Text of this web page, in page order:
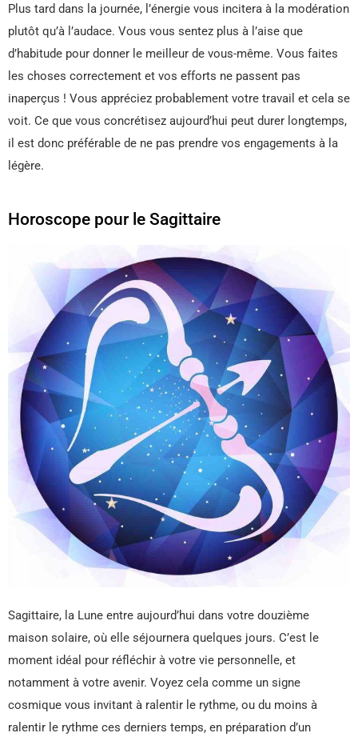
Plus tard dans la journée, l’énergie vous incitera à la modération
plutôt qu’à l’audace. Vous vous sentez plus à l’aise que
d’habitude pour donner le meilleur de vous-même. Vous faites
les choses correctement et vos efforts ne passent pas
inaperçus ! Vous appréciez probablement votre travail et cela se
voit. Ce que vous concrétisez aujourd’hui peut durer longtemps,
il est donc préférable de ne pas prendre vos engagements à la
légère.
Horoscope pour le Sagittaire
Sagittaire, la Lune entre aujourd’hui dans votre douzième
maison solaire, où elle séjournera quelques jours. C’est le
moment idéal pour réfléchir à votre vie personnelle, et
notamment à votre avenir. Voyez cela comme un signe
cosmique vous invitant à ralentir le rythme, ou du moins à
ralentir le rythme ces derniers temps, en préparation d’un